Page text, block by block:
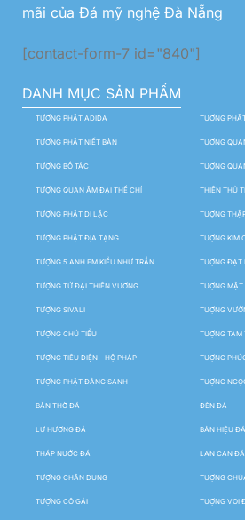
mãi của Đá mỹ nghệ Đà Nẵng
[contact-form-7 id="840"]
DANH MỤC SẢN PHẨM
TƯỢNG PHẬT ADIDA TƯỢNG
TƯỢNG PHẬT NIẾT BÀN TƯỢNG
TƯỢNG BỒ TÁC TƯỢNG
TƯỢNG QUAN ÂM ĐẠI THẾ CHÍ THIÊN THỦ
TƯỢNG PHẬT DI LẶC TƯỢNG
TƯỢNG PHẬT ĐỊA TẠNG TƯỢNG KIM
TƯỢNG 5 ANH EM KIỀU NHƯ TRẦN TƯỢNG ĐẠT
TƯỢNG TỨ ĐẠI THIÊN VƯƠNG TƯỢNG MẬT
TƯỢNG SIVALI TƯỢNG
TƯỢNG CHÚ TIỂU TƯỢNG TAM
TƯỢNG TIÊU DIỆN – HỘ PHÁP TƯỢNG
TƯỢNG PHẬT ĐẢNG SANH TƯỢNG
BÀN THỜ ĐÁ ĐÈN ĐÁ
LƯ HƯƠNG ĐÁ BẢN HIỆU ĐÁ
THÁP NƯỚC ĐÁ LAN CAN ĐÁ
TƯỢNG CHÂN DUNG TƯỢNG
TƯỢNG CÔ GÁI TƯỢNG VOI